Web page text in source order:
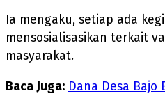
Ia mengaku, setiap ada
mensosialisasikan terkait
masyarakat.
Baca Juga: Dana Desa Bajo